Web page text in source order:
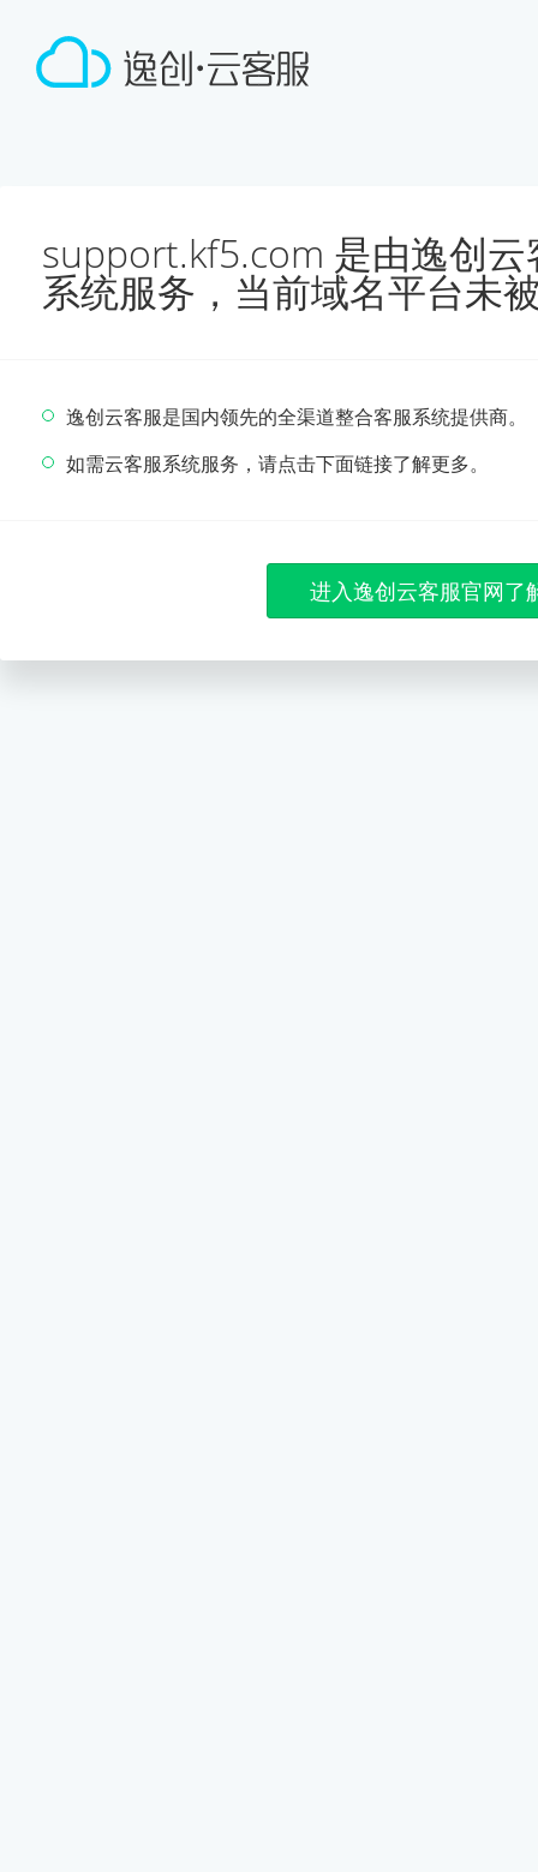
support.kf5.com 是由逸创
系统服务，当前域名平台未
逸创云客服是国内领先的全渠道整合客服系统提供商。
如需云客服系统服务，请点击下面链接了解更多。
进入逸创云客服官网了